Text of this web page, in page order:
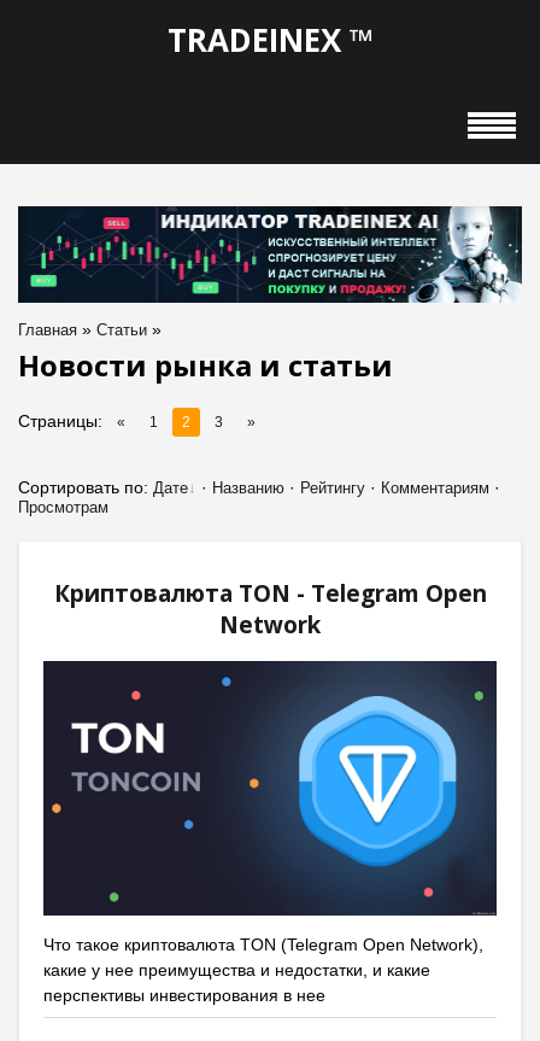
TRADEINEX ™
Главная » Статьи »
Новости рынка и статьи
Страницы: « 1 2 3 »
Сортировать по: Дате · Названию · Рейтингу · Комментариям ·
Просмотрам
Криптовалюта TON - Telegram Open
Network
Что такое криптовалюта TON (Telegram Open Network),
какие у нее преимущества и недостатки, и какие
перспективы инвестирования в нее